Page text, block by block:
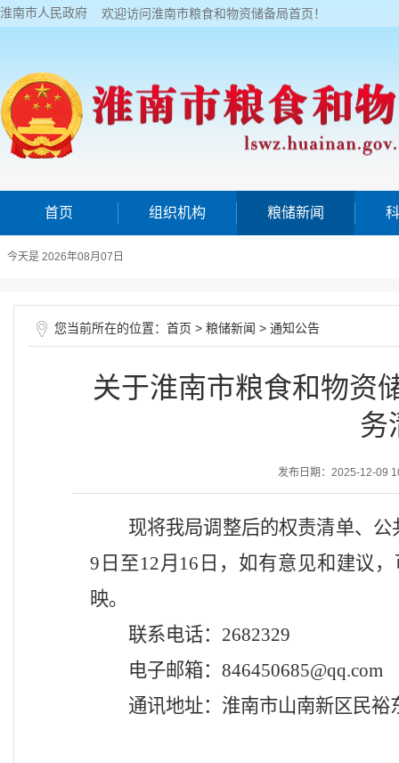
淮南市人民政府 欢迎访问淮南市粮食和物资储备局首页！
首页 组织机构 粮储新闻
今天是 2026年08月07日
您当前所在的位置： 首页 > 粮储新闻 > 通知公告
关于淮南市粮食和物资
务
发布日期：2025-12-09
现将我局调整后的权责清单、公
9 日至12月 16 日，如有意见和建议
映。
联系电话： 2682329
电子邮箱： 846450685@qq.com
通讯地址：淮南市山南新区民裕